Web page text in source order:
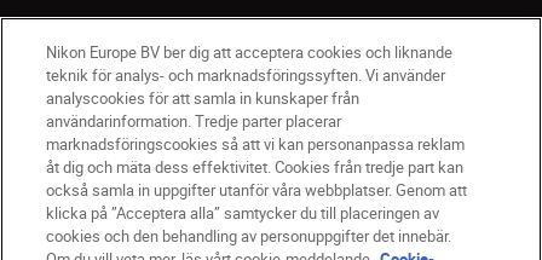
SV Nikon Sites
Kontakta oss
Policydokument om personuppgiftsbehandling
Nikon Europe BV ber dig att acceptera cookies och liknande
teknik för analys- och marknadsföringssyften. Vi använder
analyscookies för att samla in kunskaper från
användarinformation. Tredje parter placerar
marknadsföringscookies så att vi kan personanpassa reklam
åt dig och mäta dess effektivitet. Cookies från tredje part kan
också samla in uppgifter utanför våra webbplatser. Genom att
klicka på ”Acceptera alla” samtycker du till placeringen av
cookies och den behandling av personuppgifter det innebär.